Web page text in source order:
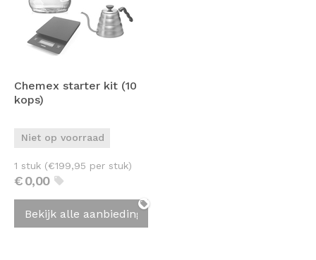
Chemex starter kit (10
kops)
Niet op voorraad
€0,00
1 stuk (€199,95 per stuk)
Bekijk alle aanbiedingen